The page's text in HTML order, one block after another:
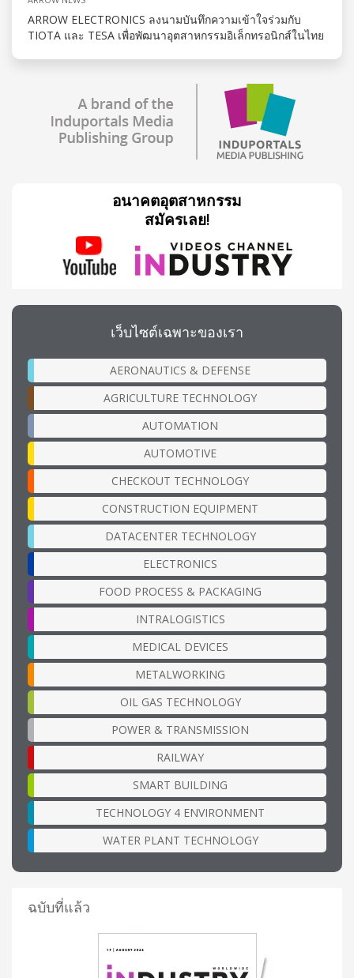
ARROW ELECTRONICS ลงนามบันทึกความเข้าใจร่วมกับ
TIOTA และ TESA เพื่อพัฒนาอุตสาหกรรมอิเล็กทรอนิกส์ในไทย
อนาคตอุตสาหกรรม
สมัครเลย!
เว็บไซต์เฉพาะของเรา
AERONAUTICS & DEFENSE
AGRICULTURE TECHNOLOGY
AUTOMATION
AUTOMOTIVE
CHECKOUT TECHNOLOGY
CONSTRUCTION EQUIPMENT
DATACENTER TECHNOLOGY
ELECTRONICS
FOOD PROCESS & PACKAGING
INTRALOGISTICS
MEDICAL DEVICES
METALWORKING
OIL GAS TECHNOLOGY
POWER & TRANSMISSION
RAILWAY
SMART BUILDING
TECHNOLOGY 4 ENVIRONMENT
WATER PLANT TECHNOLOGY
ฉบับที่แล้ว